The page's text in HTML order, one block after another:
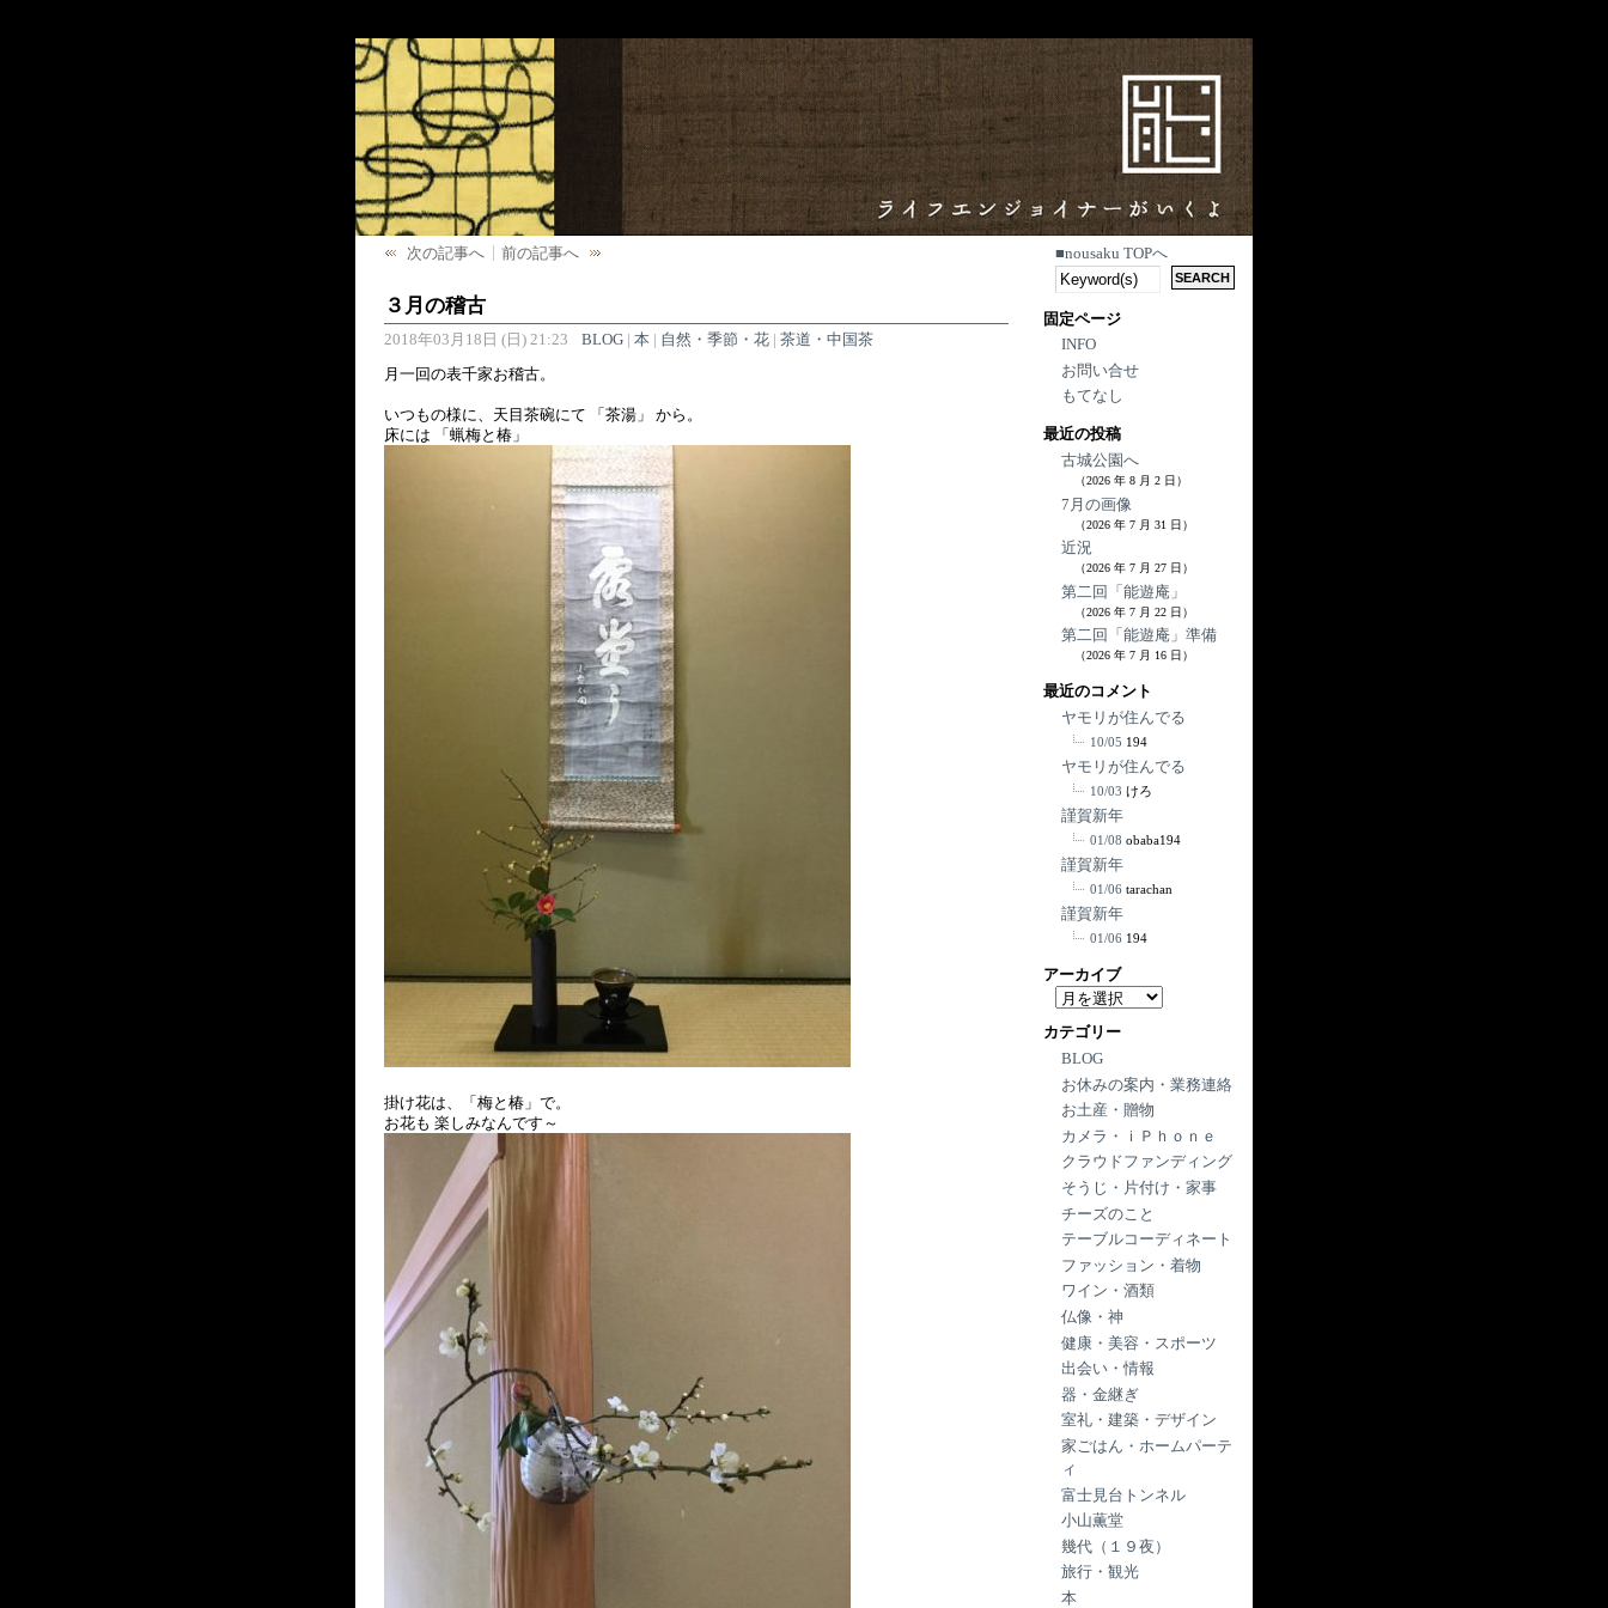
次の記事へ 前の記事へ
３月の稽古
2018年03月18日 (日) 21:23 BLOG| 本| 自然・季節・花| 茶道・中国茶
月一回の表千家お稽古。
いつもの様に、天目茶碗にて 「茶湯」 から。
床には 「蝋梅と椿」
掛け花は、「梅と椿」で。
お花も 楽しみなんです～
■nousaku TOPへ
固定ページ
INFO
お問い合せ
もてなし
最近の投稿
古城公園へ
（2026 年 8 月 2 日）
7月の画像
（2026 年 7 月 31 日）
近況
（2026 年 7 月 27 日）
第二回「能遊庵」
（2026 年 7 月 22 日）
第二回「能遊庵」準備
（2026 年 7 月 16 日）
最近のコメント
ヤモリが住んでる
10/05 194
ヤモリが住んでる
10/03 けろ
謹賀新年
01/08 obaba194
謹賀新年
01/06 tarachan
謹賀新年
01/06 194
アーカイブ
ア
カ
イ
ブ
カテゴリー
BLOG
お休みの案内・業務連絡
お土産・贈物
カメラ・ｉＰｈｏｎｅ
クラウドファンディング
そうじ・片付け・家事
チーズのこと
テーブルコーディネート
ファッション・着物
ワイン・酒類
仏像・神
健康・美容・スポーツ
出会い・情報
器・金継ぎ
室礼・建築・デザイン
家ごはん・ホームパーテ
ィ
富士見台トンネル
小山薫堂
幾代（１９夜）
旅行・観光
本